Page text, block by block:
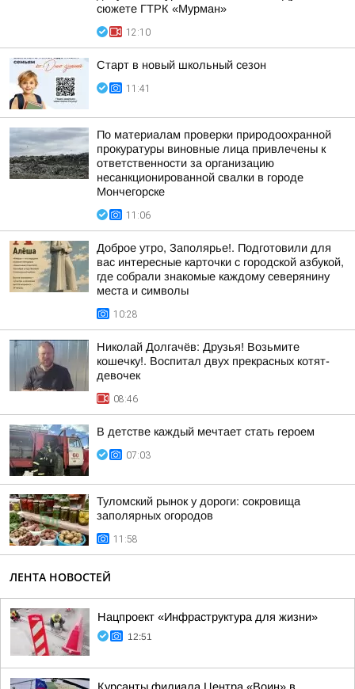
сюжете ГТРК «Мурман»
12:10
Старт в новый школьный сезон
11:41
По материалам проверки природоохранной
прокуратуры виновные лица привлечены к
ответственности за организацию
несанкционированной свалки в городе
Мончегорске
11:06
Доброе утро, Заполярье!. Подготовили для
вас интересные карточки с городской азбукой,
где собрали знакомые каждому северянину
места и символы
10:28
Николай Долгачёв: Друзья! Возьмите
кошечку!. Воспитал двух прекрасных котят-
девочек
08:46
В детстве каждый мечтает стать героем
07:03
Туломский рынок у дороги: сокровища
заполярных огородов
11:58
ЛЕНТА НОВОСТЕЙ
Нацпроект «Инфраструктура для жизни»
12:51